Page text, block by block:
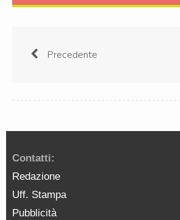
Precedente
Contatti:
Redazione
Uff. Stampa
Pubblicità